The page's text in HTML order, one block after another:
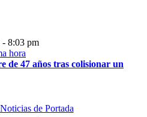
- 8:03 pm
de 47 años tras colisionar un
Noticias de Portada